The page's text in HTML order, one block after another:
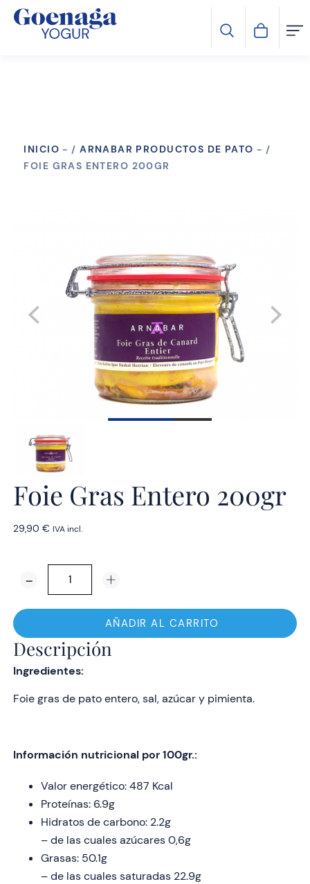
INICIO - ARNABAR PRODUCTOS DE PATO -
FOIE GRAS ENTERO 200GR
Foie Gras Entero 200gr
29,90€ IVA incl.
Gras
Entero
200gr
cantidad
AÑADIR AL CARRITO
Descripción
Ingredientes:
Foie gras de pato entero, sal, azúcar y pimienta.
Información nutricional por 100gr.:
Valor energético: 487 Kcal
Proteínas: 6.9g
Hidratos de carbono: 2.2g
– de las cuales azúcares 0,6g
Grasas: 50.1g
– de las cuales saturadas 22.9g